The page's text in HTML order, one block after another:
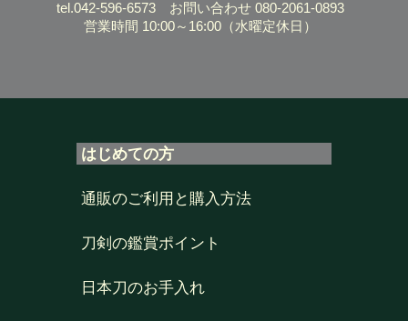
tel.042-596-6573 お問い合わせ 080-2061-0893
営業時間 10:00～16:00（水曜定休日）
はじめての方
通販のご利用と購入方法
刀剣の鑑賞ポイント
日本刀のお手入れ